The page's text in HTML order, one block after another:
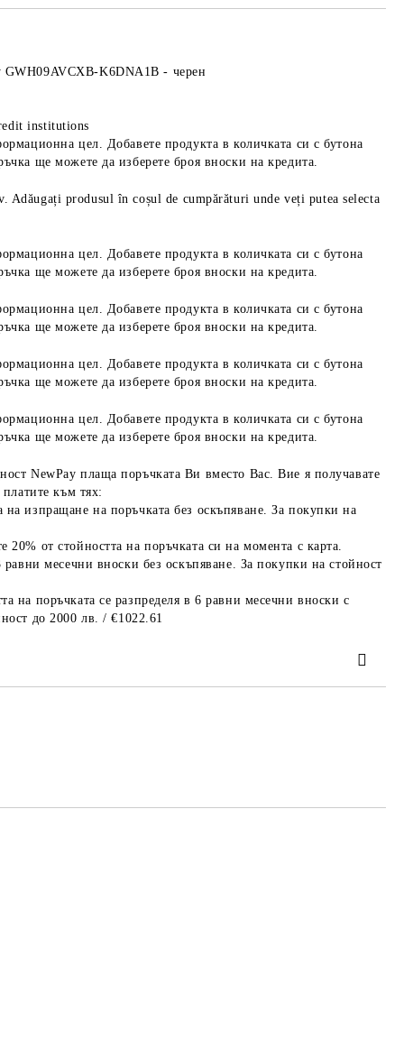
K6DNA1B - черен
institutions
цел. Добавете продукта в количката си с бутона
ще можете да изберете броя вноски на кредита.
Adăugați produsul în coșul de cumpărături unde veți putea selecta
цел. Добавете продукта в количката си с бутона
ще можете да изберете броя вноски на кредита.
цел. Добавете продукта в количката си с бутона
ще можете да изберете броя вноски на кредита.
цел. Добавете продукта в количката си с бутона
ще можете да изберете броя вноски на кредита.
цел. Добавете продукта в количката си с бутона
ще можете да изберете броя вноски на кредита.
NewPay плаща поръчката Ви вместо Вас. Вие я получавате
към тях:
изпращане на поръчката без оскъпяване. За покупки на
от стойността на поръчката си на момента с карта.
равни месечни вноски без оскъпяване. За покупки на стойност
на поръчката се разпределя в 6 равни месечни вноски с
до 2000 лв. / €1022.61